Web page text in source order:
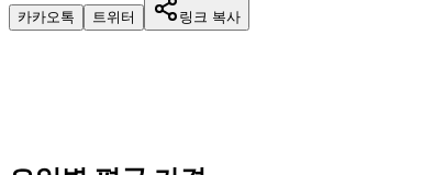
카카오톡 트위터 링크 복사